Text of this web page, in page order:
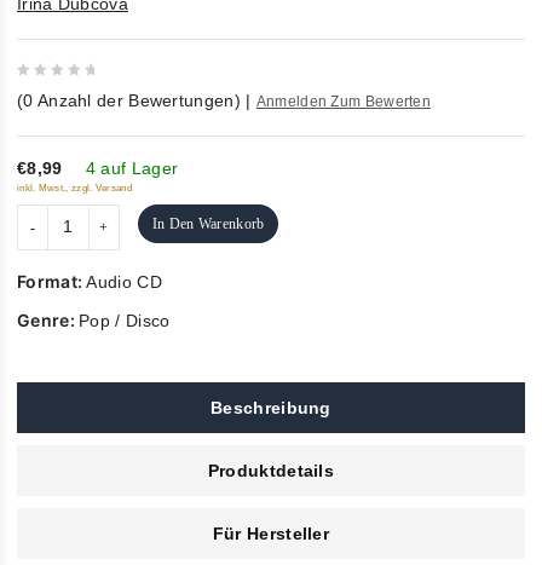
out
of
5
(0 Anzahl der Bewertungen) | Anmelden Zum Bewerten
€8,99 4 auf Lager
inkl. Mwst., zzgl. Versand
In Den Warenkorb
Format:Audio CD
Genre: Pop / Disco
Beschreibung
Produktdetails
Für Hersteller